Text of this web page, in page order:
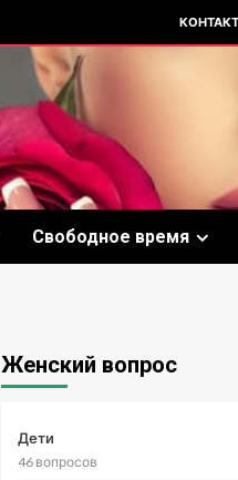
Свободное время
Женский вопрос
Дети
46 вопросов